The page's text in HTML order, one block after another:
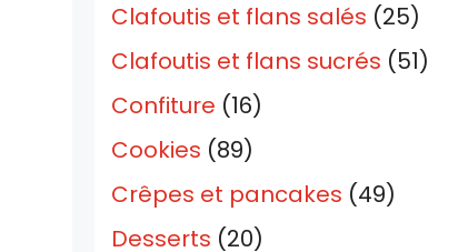
Clafoutis et flans salés (25)
Clafoutis et flans sucrés (51)
Confiture (16)
Cookies (89)
Crêpes et pancakes (49)
Desserts (20)